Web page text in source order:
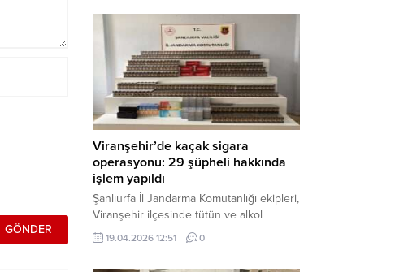
şüpheli hakkında adli işlem başlatıldı.
Haber Merkezi – Şanlıurfa Valiliği İl Basın
ve Halkla İlişkiler Müdürlüğü’nden yapılan
açıklamaya göre, İl Jandarma Komutanlığı
tarafından “Narkotik Suçlarla...
Viranşehir’de kaçak sigara
operasyonu: 29 şüpheli hakkında
işlem yapıldı
Şanlıurfa İl Jandarma Komutanlığı ekipleri,
Viranşehir ilçesinde tütün ve alkol
kaçakçılığına yönelik yürüttüğü kapsamlı
çalışmalar neticesinde binlerce paket
19.04.2026 12:51 0